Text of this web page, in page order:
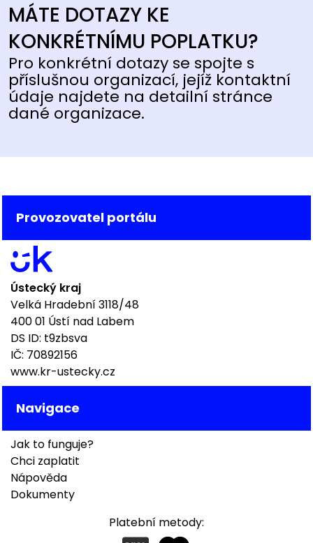
MÁTE DOTAZY KE
KONKRÉTNÍMU POPLATKU?
Pro konkrétní dotazy se spojte s
příslušnou organizací, jejíž kontaktní
údaje najdete na detailní stránce
dané organizace.
Provozovatel portálu
Ústecký kraj
Velká Hradební 3118/48
400 01 Ústí nad Labem
DS ID: t9zbsva
IČ: 70892156
www.kr-ustecky.cz
Navigace
Jak to funguje?
Chci zaplatit
Nápověda
Dokumenty
Platební metody: